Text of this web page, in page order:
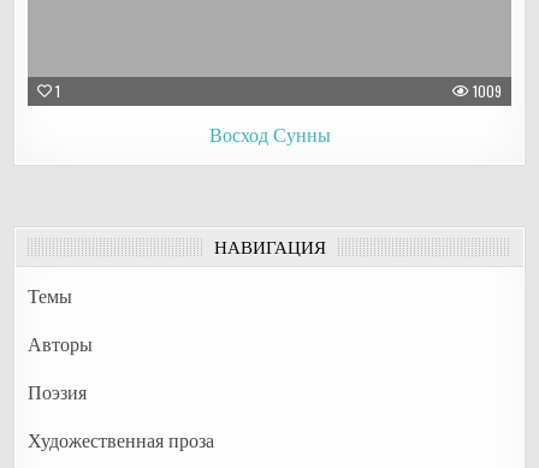
1 1009
Восход Сунны
НАВИГАЦИЯ
Темы
Авторы
Поэзия
Художественная проза